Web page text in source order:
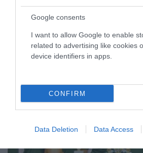
Google consents
I want to allow Google to enable
related to advertising like cookies
device identifiers in apps.
CONFIRM
Data Deletion Data Access
09.06.2026 ΞΙΦΑΣΚΙΑ
ΤΕΛΕΥΤΑΙΑ ΝΕΑ